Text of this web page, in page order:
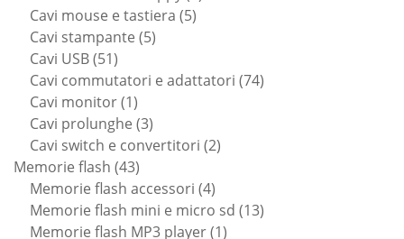
Cavi mouse e tastiera 55
Cavi stampante 55
Cavi USB 5151
prodotti
Cavi commutatori e adattatori 7474
Cavi monitor 11
prodotto
Cavi prolunghe 33
prodotti
Cavi switch e convertitori 22
Memorie flash 4343
prodotti
Memorie flash accessori 44
prodotti
Memorie flash mini e micro sd 1313
Memorie flash MP3 player 11